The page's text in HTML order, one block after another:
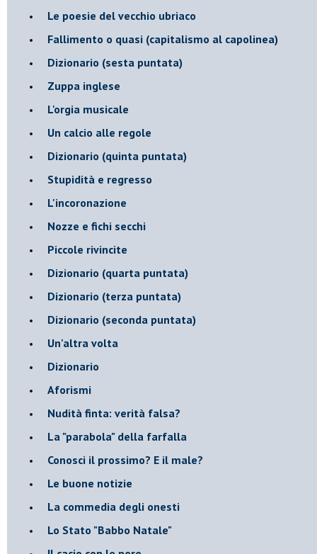
Le poesie del vecchio ubriaco
Fallimento o quasi (capitalismo al capolinea)
Dizionario (sesta puntata)
Zuppa inglese
L'orgia musicale
Un calcio alle regole
Dizionario (quinta puntata)
Stupidità e regresso
L'incoronazione
Nozze e fichi secchi
Piccole rivincite
​Dizionario (quarta puntata)
​Dizionario (terza puntata)
​Dizionario (seconda puntata)
Un'altra volta
Dizionario
Aforismi
Nudità finta: verità falsa?
La "parabola" della farfalla
Conosci il prossimo? E il male?
Le buone notizie
La commedia degli onesti
Lo Stato "Babbo Natale"